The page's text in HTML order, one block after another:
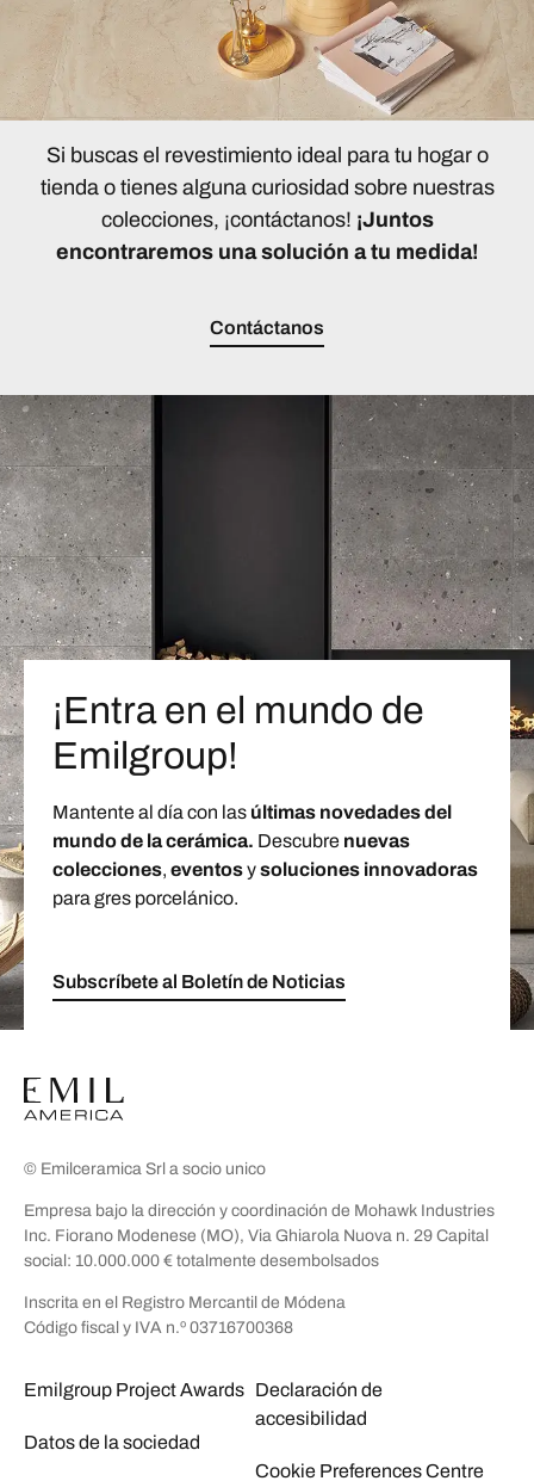
Si buscas el revestimiento ideal para tu hogar o
tienda o tienes alguna curiosidad sobre nuestras
colecciones, ¡contáctanos! ¡Juntos
encontraremos una solución a tu medida!
Contáctanos
¡Entra en el mundo de
Emilgroup!
Mantente al día con las últimas novedades del
mundo de la cerámica. Descubre nuevas
colecciones, eventosysoluciones innovadoras
para gres porcelánico.
Subscríbete al Boletín de Noticias
© Emilceramica Srl a socio unico
Empresa bajo la dirección y coordinación de Mohawk Industries
Inc. Fiorano Modenese (MO), Via Ghiarola Nuova n. 29 Capital
social: 10.000.000 € totalmente desembolsados
Inscrita en el Registro Mercantil de Módena
Código fiscal y IVA n.º 03716700368
Emilgroup Project Awards
Datos de la sociedad
Declaración de
accesibilidad
Cookie Preferences Centre